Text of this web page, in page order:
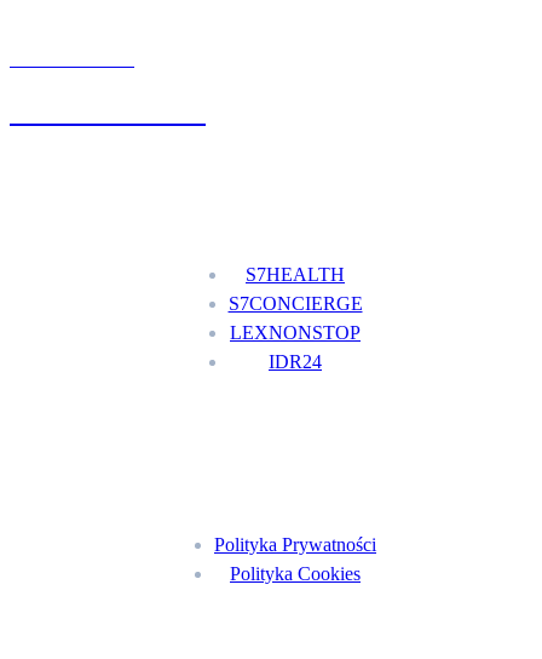
S7HEALTH
S7CONCIERGE
LEXNONSTOP
IDR24
Polityka Prywatności
Polityka Cookies